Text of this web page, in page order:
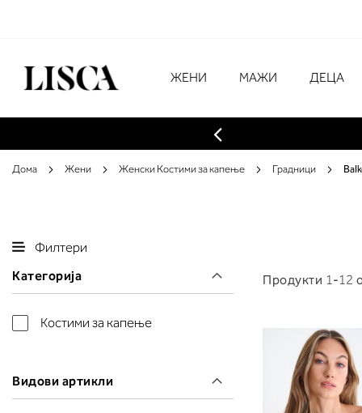
ЖЕНИ МАЖИ ДЕЦА
Дома Жени Женски Костими за капење Градници
Филтери
Продукти 1 -12
Категорија
Костими за капење
Видови артикли